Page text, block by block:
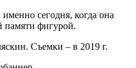
сегодня, когда она
памяти фигурой.
Съемки – в 2019 г.